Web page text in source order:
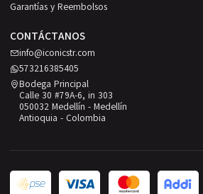
Garantías y Reembolsos
CONTÁCTANOS
info@iconicstr.com
573216385405
Bodega Principal
Calle 30 #79A-6, in 303
050032 Medellín - Medellín
Antioquia - Colombia